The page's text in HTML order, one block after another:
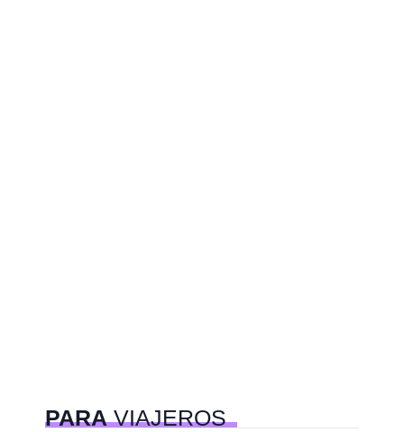
PARAVIAJEROS